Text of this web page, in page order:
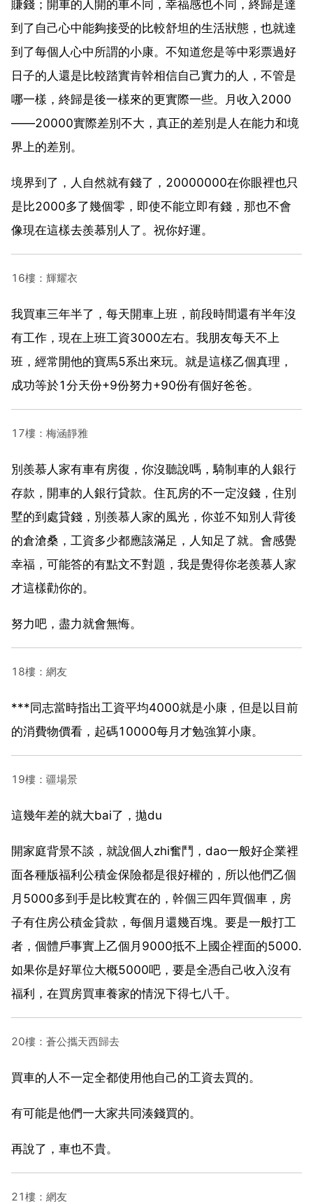
賺錢；開車的人開的車不同，幸福感也不同，終歸是達
到了自己心中能夠接受的比較舒坦的生活狀態，也就達
到了每個人心中所謂的小康。不知道您是等中彩票過好
日子的人還是比較踏實肯幹相信自己實力的人，不管是
哪一樣，終歸是後一樣來的更實際一些。月收入2000
——20000實際差別不大，真正的差別是人在能力和境
界上的差別。
境界到了，人自然就有錢了，20000000在你眼裡也只
是比2000多了幾個零，即使不能立即有錢，那也不會
像現在這樣去羨慕別人了。祝你好運。
16樓：輝耀衣
我買車三年半了，每天開車上班，前段時間還有半年沒
有工作，現在上班工資3000左右。我朋友每天不上
班，經常開他的寶馬5系出來玩。就是這樣乙個真理，
成功等於1分天份+9份努力+90份有個好爸爸。
17樓：梅涵靜雅
別羨慕人家有車有房復，你沒聽說嗎，騎制車的人銀行
存款，開車的人銀行貸款。住瓦房的不一定沒錢，住別
墅的到處貸錢，別羨慕人家的風光，你並不知別人背後
的倉滄桑，工資多少都應該滿足，人知足了就。會感覺
幸福，可能答的有點文不對題，我是覺得你老羨慕人家
才這樣勸你的。
努力吧，盡力就會無悔。
18樓：網友
***同志當時指出工資平均4000就是小康，但是以目前
的消費物價看，起碼10000每月才勉強算小康。
19樓：疆場景
這幾年差的就大bai了，拋du
開家庭背景不談，就說個人zhi奮鬥，dao一般好企業裡
面各種版福利公積金保險都是很好權的，所以他們乙個
月5000多到手是比較實在的，幹個三四年買個車，房
子有住房公積金貸款，每個月還幾百塊。要是一般打工
者，個體戶事實上乙個月9000抵不上國企裡面的5000.
如果你是好單位大概5000吧，要是全憑自己收入沒有
福利，在買房買車養家的情況下得七八千。
20樓：蒼公攜天西歸去
買車的人不一定全都使用他自己的工資去買的。
有可能是他們一大家共同湊錢買的。
再說了，車也不貴。
21樓：網友